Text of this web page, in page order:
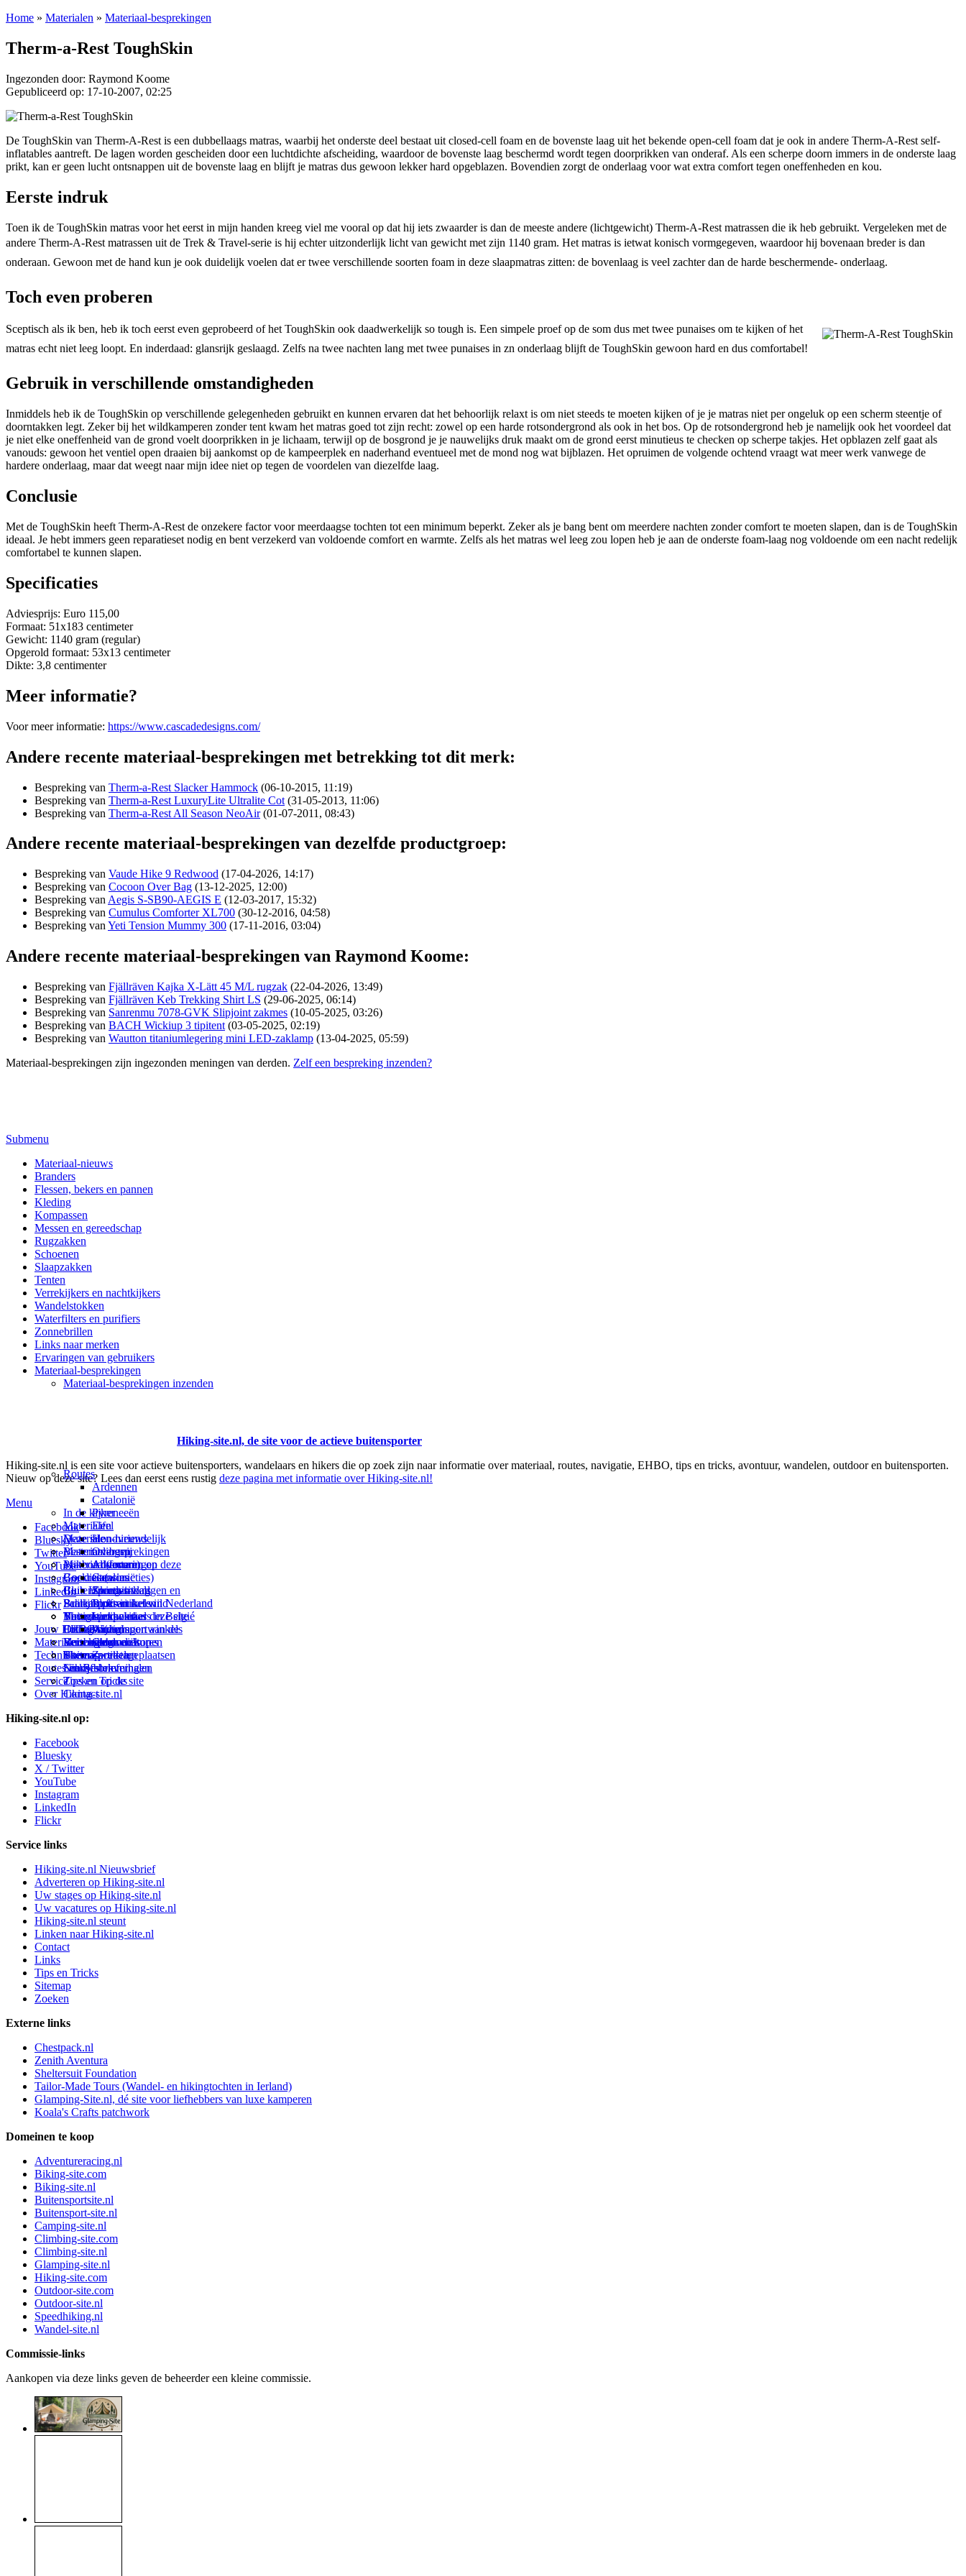
Home » Materialen » Materiaal-besprekingen
Therm-a-Rest ToughSkin
Ingezonden door: Raymond Koome
Gepubliceerd op: 17-10-2007, 02:25
De ToughSkin van Therm-A-Rest is een dubbellaags matras, waarbij het onderste deel bestaat uit closed-cell foam en de bovenste laag uit het bekende open-cell foam dat je ook in andere Therm-A-Rest self-
inflatables aantreft. De lagen worden gescheiden door een luchtdichte afscheiding, waardoor de bovenste laag beschermd wordt tegen doorprikken van onderaf. Als een scherpe doorn immers in de onderste laag
prikt, kan er geen lucht ontsnappen uit de bovenste laag en blijft je matras dus gewoon lekker hard opgeblazen. Bovendien zorgt de onderlaag voor wat extra comfort tegen oneffenheden en kou.
Eerste indruk
Toen ik de ToughSkin matras voor het eerst in mijn handen kreeg viel me vooral op dat hij iets zwaarder is dan de meeste andere (lichtgewicht) Therm-A-Rest matrassen die ik heb gebruikt. Vergeleken met de
andere Therm-A-Rest matrassen uit de Trek & Travel-serie is hij echter uitzonderlijk licht van gewicht met zijn 1140 gram. Het matras is ietwat konisch vormgegeven, waardoor hij bovenaan breder is dan
onderaan. Gewoon met de hand kun je ook duidelijk voelen dat er twee verschillende soorten foam in deze slaapmatras zitten: de bovenlaag is veel zachter dan de harde beschermende- onderlaag.
Toch even proberen
Sceptisch als ik ben, heb ik toch eerst even geprobeerd of het ToughSkin ook daadwerkelijk so tough is. Een simpele proef op de som dus met twee punaises om te kijken of het
matras echt niet leeg loopt. En inderdaad: glansrijk geslaagd. Zelfs na twee nachten lang met twee punaises in zn onderlaag blijft de ToughSkin gewoon hard en dus comfortabel!
Gebruik in verschillende omstandigheden
Inmiddels heb ik de ToughSkin op verschillende gelegenheden gebruikt en kunnen ervaren dat het behoorlijk relaxt is om niet steeds te moeten kijken of je je matras niet per ongeluk op een scherm steentje of
doorntakken legt. Zeker bij het wildkamperen zonder tent kwam het matras goed tot zijn recht: zowel op een harde rotsondergrond als ook in het bos. Op de rotsondergrond heb je namelijk ook het voordeel dat
je niet elke oneffenheid van de grond voelt doorprikken in je lichaam, terwijl op de bosgrond je je nauwelijks druk maakt om de grond eerst minutieus te checken op scherpe takjes. Het opblazen zelf gaat als
vanouds: gewoon het ventiel open draaien bij aankomst op de kampeerplek en naderhand eventueel met de mond nog wat bijblazen. Het opruimen de volgende ochtend vraagt wat meer werk vanwege de
hardere onderlaag, maar dat weegt naar mijn idee niet op tegen de voordelen van diezelfde laag.
Conclusie
Met de ToughSkin heeft Therm-A-Rest de onzekere factor voor meerdaagse tochten tot een minimum beperkt. Zeker als je bang bent om meerdere nachten zonder comfort te moeten slapen, dan is de ToughSkin
ideaal. Je hebt immers geen reparatieset nodig en bent verzekerd van voldoende comfort en warmte. Zelfs als het matras wel leeg zou lopen heb je aan de onderste foam-laag nog voldoende om een nacht redelijk
comfortabel te kunnen slapen.
Specificaties
Adviesprijs: Euro 115,00
Formaat: 51x183 centimeter
Gewicht: 1140 gram (regular)
Opgerold formaat: 53x13 centimeter
Dikte: 3,8 centimenter
Meer informatie?
Voor meer informatie: https://www.cascadedesigns.com/
Andere recente materiaal-besprekingen met betrekking tot dit merk:
Bespreking van Therm-a-Rest Slacker Hammock (06-10-2015, 11:19)
Bespreking van Therm-a-Rest LuxuryLite Ultralite Cot (31-05-2013, 11:06)
Bespreking van Therm-a-Rest All Season NeoAir (01-07-2011, 08:43)
Andere recente materiaal-besprekingen van dezelfde productgroep:
Bespreking van Vaude Hike 9 Redwood (17-04-2026, 14:17)
Bespreking van Cocoon Over Bag (13-12-2025, 12:00)
Bespreking van Aegis S-SB90-AEGIS E (12-03-2017, 15:32)
Bespreking van Cumulus Comforter XL700 (30-12-2016, 04:58)
Bespreking van Yeti Tension Mummy 300 (17-11-2016, 03:04)
Andere recente materiaal-besprekingen van Raymond Koome:
Bespreking van Fjällräven Kajka X-Lätt 45 M/L rugzak (22-04-2026, 13:49)
Bespreking van Fjällräven Keb Trekking Shirt LS (29-06-2025, 06:14)
Bespreking van Sanrenmu 7078-GVK Slipjoint zakmes (10-05-2025, 03:26)
Bespreking van BACH Wickiup 3 tipitent (03-05-2025, 02:19)
Bespreking van Wautton titaniumlegering mini LED-zaklamp (13-04-2025, 05:59)
Materiaal-besprekingen zijn ingezonden meningen van derden. Zelf een bespreking inzenden?
Submenu
Materiaal-nieuws
Branders
Flessen, bekers en pannen
Kleding
Kompassen
Messen en gereedschap
Rugzakken
Schoenen
Slaapzakken
Tenten
Verrekijkers en nachtkijkers
Wandelstokken
Waterfilters en purifiers
Zonnebrillen
Links naar merken
Ervaringen van gebruikers
Materiaal-besprekingen
Materiaal-besprekingen inzenden
Hiking-site.nl, de site voor de actieve buitensporter
Hiking-site.nl is een site voor actieve buitensporters, wandelaars en hikers die op zoek zijn naar informatie over materiaal, routes, navigatie, EHBO, tips en tricks, avontuur, wandelen, outdoor en buitensporten.
Nieuw op deze site? Lees dan eerst eens rustig deze pagina met informatie over Hiking-site.nl!
Menu
Facebook
Bluesky
Twitter
YouTube
Instagram
LinkedIn
Flickr
Jouw Hiking-site.nl
Prikbord (forum)
Goodies (winacties)
Club Hiking-site.nl
Schrijfblok-artikelen
Virtuele exposities
Fotoalbums
Materialen: kiezen en kopen
In de kijker
Materialen
Materialen-nieuws
Materiaal-besprekingen
Materiaal-ervaringen
Boekrecensies
Buitensportwinkels
Buitensportwinkels in Nederland
Buitensportwinkels in Belgié
Online buitensportwinkels
Reisboekhandels
Technieken
Navigatie
EHBO
Verzorging
Thema-artikelen
Routes en Bestemmingen
Routes
Ardennen
Catalonië
Pyreneeën
Eifel
Hondvriendelijk
Bestemmingen
Andorra
Catalonië
Zweden
Paalkamperen
Thema-artikelen
Andorra
Catalonië
Zweden
Schrijfblokverhalen
Service
Buitensportvacatures
Buitensportstageplaatsen
Links
Tips en Tricks
Over Hiking-site.nl
Deze site
Over mij
Adverteren op deze
site
Summit-vlaggen en
Buffs in het wild
Linken naar deze site
Wijzigingen aan de
site
Sitemap
Nieuwsbrief
Zoeken op de site
Contact
Hiking-site.nl op:
Facebook
Bluesky
X / Twitter
YouTube
Instagram
LinkedIn
Flickr
Service links
Hiking-site.nl Nieuwsbrief
Adverteren op Hiking-site.nl
Uw stages op Hiking-site.nl
Uw vacatures op Hiking-site.nl
Hiking-site.nl steunt
Linken naar Hiking-site.nl
Contact
Links
Tips en Tricks
Sitemap
Zoeken
Externe links
Chestpack.nl
Zenith Aventura
Sheltersuit Foundation
Tailor-Made Tours (Wandel- en hikingtochten in Ierland)
Glamping-Site.nl, dé site voor liefhebbers van luxe kamperen
Koala's Crafts patchwork
Domeinen te koop
Adventureracing.nl
Biking-site.com
Biking-site.nl
Buitensportsite.nl
Buitensport-site.nl
Camping-site.nl
Climbing-site.com
Climbing-site.nl
Glamping-site.nl
Hiking-site.com
Outdoor-site.com
Outdoor-site.nl
Speedhiking.nl
Wandel-site.nl
Commissie-links
Aankopen via deze links geven de beheerder een kleine commissie.